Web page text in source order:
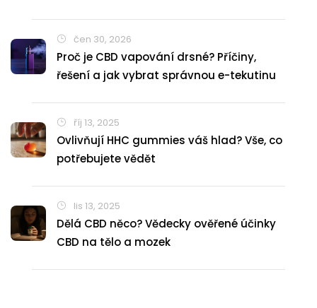
čen 30, 2026
Proč je CBD vapování drsné? Příčiny,
řešení a jak vybrat správnou e-tekutinu
říj 13, 2025
Ovlivňují HHC gummies váš hlad? Vše, co
potřebujete vědět
lis 13, 2025
Dělá CBD něco? Vědecky ověřené účinky
CBD na tělo a mozek